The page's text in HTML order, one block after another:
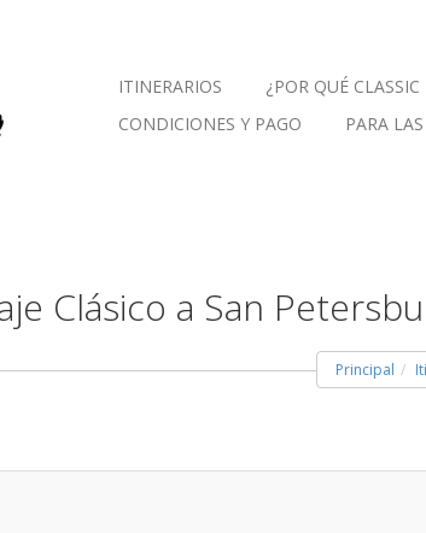
ITINERARIOS ¿POR QUÉ CLASSIC
CONDICIONES Y PAGO
PARA
Clásico a San
Principal